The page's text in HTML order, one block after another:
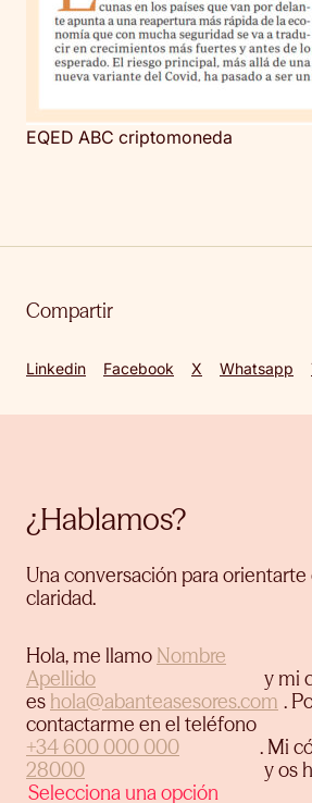
EQED ABC criptomoneda
Compartir
Linkedin Facebook X Whatsapp
¿Hablamos?
Una conversación para orientarte
claridad.
Hola, me llamo
y mi
es
.
contactarme en el teléfono
. Mi
y os